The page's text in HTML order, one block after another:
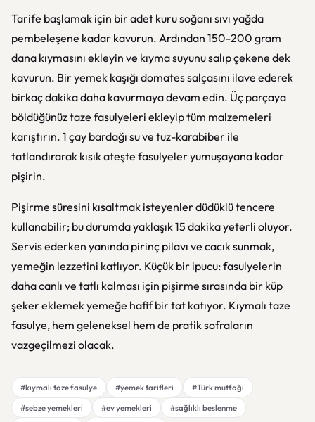
Tarife başlamak için bir adet kuru soğanı sıvı yağda
pembeleşene kadar kavurun. Ardından 150-200 gram
dana kıymasını ekleyin ve kıyma suyunu salıp çekene dek
kavurun. Bir yemek kaşığı domates salçasını ilave ederek
birkaç dakika daha kavurmaya devam edin. Üç parçaya
böldüğünüz taze fasulyeleri ekleyip tüm malzemeleri
karıştırın. 1 çay bardağı su ve tuz-karabiber ile
tatlandırarak kısık ateşte fasulyeler yumuşayana kadar
pişirin.
Pişirme süresini kısaltmak isteyenler düdüklü tencere
kullanabilir; bu durumda yaklaşık 15 dakika yeterli oluyor.
Servis ederken yanında pirinç pilavı ve cacık sunmak,
yemeğin lezzetini katlıyor. Küçük bir ipucu: fasulyelerin
daha canlı ve tatlı kalması için pişirme sırasında bir küp
şeker eklemek yemeğe hafif bir tat katıyor. Kıymalı taze
fasulye, hem geleneksel hem de pratik sofraların
vazgeçilmezi olacak.
#kıymalı taze fasulye #yemek tarifleri
#Türk mutfağı
#sebze yemekleri
#ev yemekleri
#sağlıklı beslenme